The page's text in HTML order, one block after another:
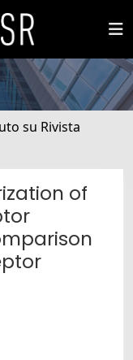
su Rivista
of